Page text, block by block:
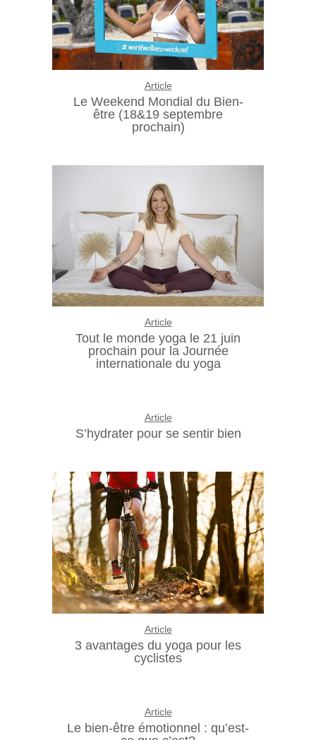
Article
Le Weekend Mondial du Bien-
être (18&19 septembre
prochain)
Article
Tout le monde yoga le 21 juin
prochain pour la Journée
internationale du yoga
Article
S’hydrater pour se sentir bien
Article
3 avantages du yoga pour les
cyclistes
Article
Le bien-être émotionnel : qu’est-